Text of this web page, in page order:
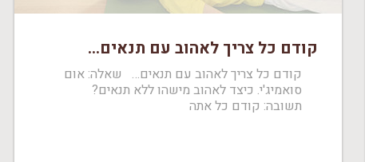
קודם כל צריך לאהוב עם תנאים…
קודם כל צריך לאהוב עם תנאים… שאלה: אום
סואמיג'י. כיצד לאהוב מישהו ללא תנאים?
תשובה: קודם כל אתה